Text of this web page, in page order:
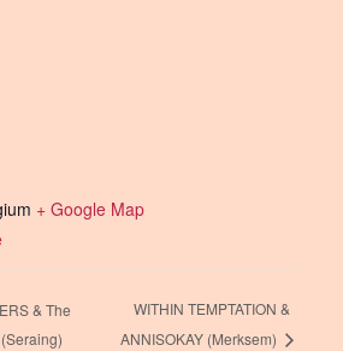
+ Google Map
& The
WITHIN TEMPTATION &
ANNISOKAY (Merksem)